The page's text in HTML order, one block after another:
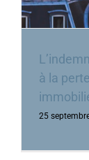
à la
25